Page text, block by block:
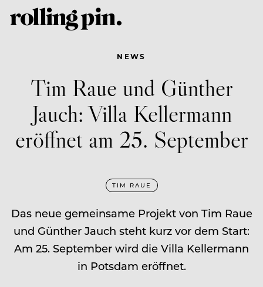
NEWS
Tim Raue und Günther
Jauch: Villa Kellermann
eröffnet am 25. September
TIM RAUE
Das neue gemeinsame Projekt von Tim Raue
und Günther Jauch steht kurz vor dem Start:
Am 25. September wird die Villa Kellermann
in Potsdam eröffnet.